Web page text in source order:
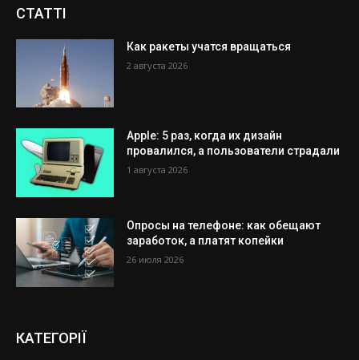
СТАТТІ
Как ракеты учатся вращаться
2 августа 2026
Apple: 5 раз, когда их дизайн
провалился, а пользователи страдали
1 августа 2026
Опросы на телефоне: как обещают
заработок, а платят копейки
26 июля 2026
КАТЕГОРІЇ